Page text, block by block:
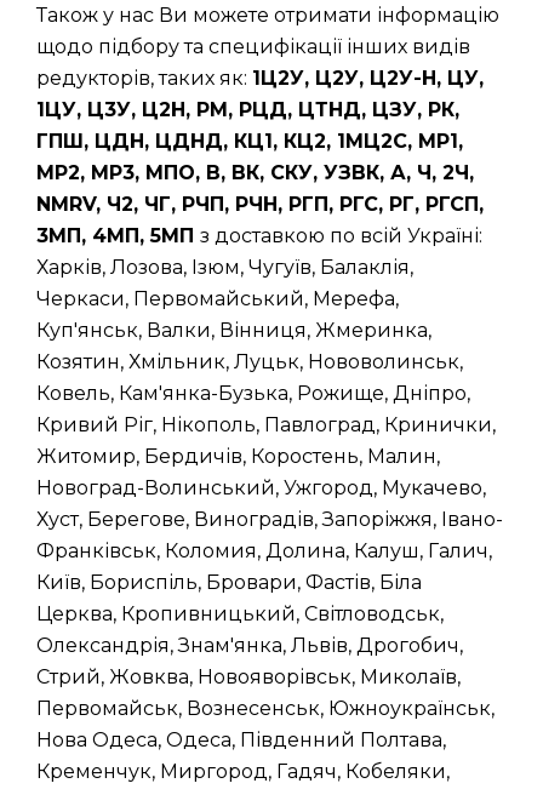
Також у нас Ви можете отримати інформацію
щодо підбору та специфікації інших видів
редукторів, таких як: 1Ц2У, Ц2У, Ц2У-Н, ЦУ,
1ЦУ, Ц3У, Ц2Н, РМ, РЦД, ЦТНД, ЦЗУ, РК,
ГПШ, ЦДН, ЦДНД, КЦ1, КЦ2, 1МЦ2С, МР1,
МР2, МР3, МПО, В, ВК, СКУ, УЗВК, А, Ч, 2Ч,
NMRV, Ч2, ЧГ, РЧП, РЧН, РГП, РГС, РГ, РГСП,
3МП, 4МП, 5МП з доставкою по всій Україні:
Харків, Лозова, Ізюм, Чугуїв, Балаклія,
Черкаси, Первомайський, Мерефа,
Куп'янськ, Валки, Вінниця, Жмеринка,
Козятин, Хмільник, Луцьк, Нововолинськ,
Ковель, Кам'янка-Бузька, Рожище, Дніпро,
Кривий Ріг, Нікополь, Павлоград, Кринички,
Житомир, Бердичів, Коростень, Малин,
Новоград-Волинський, Ужгород, Мукачево,
Хуст, Берегове, Виноградів, Запоріжжя, Івано-
Франківськ, Коломия, Долина, Калуш, Галич,
Київ, Бориспіль, Бровари, Фастів, Біла
Церква, Кропивницький, Світловодськ,
Олександрія, Знам'янка, Львів, Дрогобич,
Стрий, Жовква, Новояворівськ, Миколаїв,
Первомайськ, Вознесенськ, Южноукраїнськ,
Нова Одеса, Одеса, Південний Полтава,
Кременчук, Миргород, Гадяч, Кобеляки,